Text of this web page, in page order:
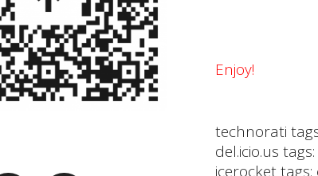
Enjoy!
technorati
del.icio.us tags:
icerocket tags: